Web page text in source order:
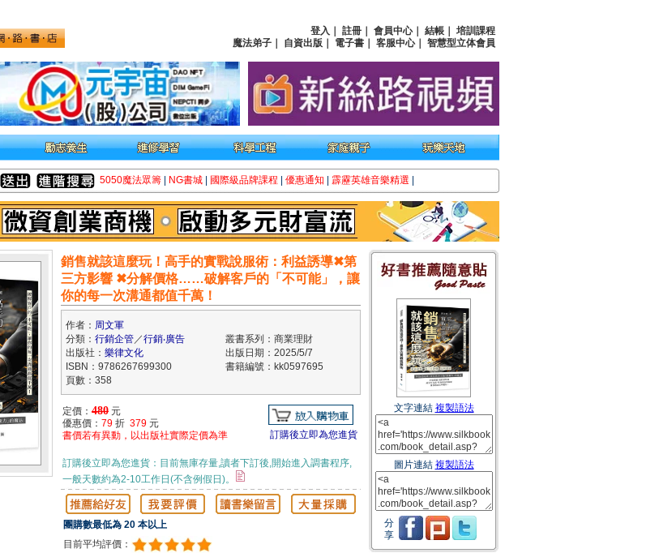
登入 註冊 會員中心｜ 結帳
培訓課程
魔法弟子
自資出版 電子書 客服中心｜ 智慧型立体會員
5050魔法眾籌 NG書城 國際級品牌課程 優惠通知 霹靂英雄音樂精選
銷售就該這麼玩！高手的實戰說服術：利益誘導✖第
三方影響 ✖分解價格……破解客戶的「不可能」，讓
你的每一次溝通都值千萬！
作者： 周文軍
分類： 行銷企管／行銷‧廣告
叢書系列：商業理財
出版社： 樂律文化
出版日期：2025/5/7
ISBN：9786267699300
書籍編號：kk0597695
頁數：358
定價： 480 元
優惠價： 79 折 379 元
書價若有異動，以出版社實際定價為準
訂購後立即為您進貨
訂購後立即為您進貨：目前無庫存量,讀者下訂後,開始進入調書程序,
一般天數約為2-10工作日(不含例假日)。
團購數最低為 20 本以上
目前平均評價：
文字連結 複製語法
圖片連結 複製語法
分
享